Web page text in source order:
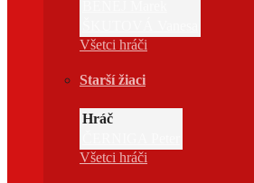
Všetci hráči
Starší žiaci
Hráč
Všetci hráči